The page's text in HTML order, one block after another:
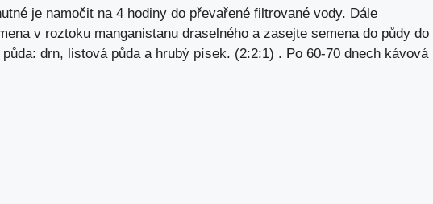
je namočit na 4 hodiny do převařené filtrované vody. Dále
v roztoku manganistanu draselného a zasejte semena do půdy do
drn, listová půda a hrubý písek. (2:2:1) . Po 60-70 dnech kávová